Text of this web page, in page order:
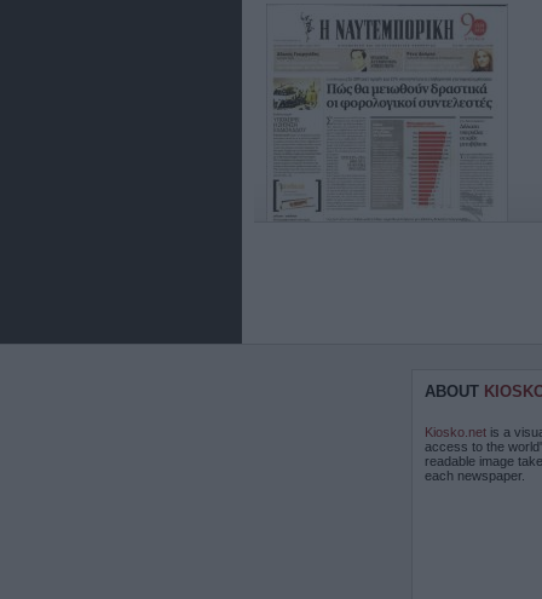
ABOUT
Kiosko.net is a
access to the
readable image
each newspaper.